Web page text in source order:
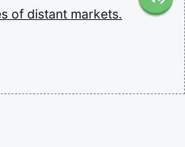
of distant markets.